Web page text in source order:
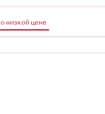
низкой цене